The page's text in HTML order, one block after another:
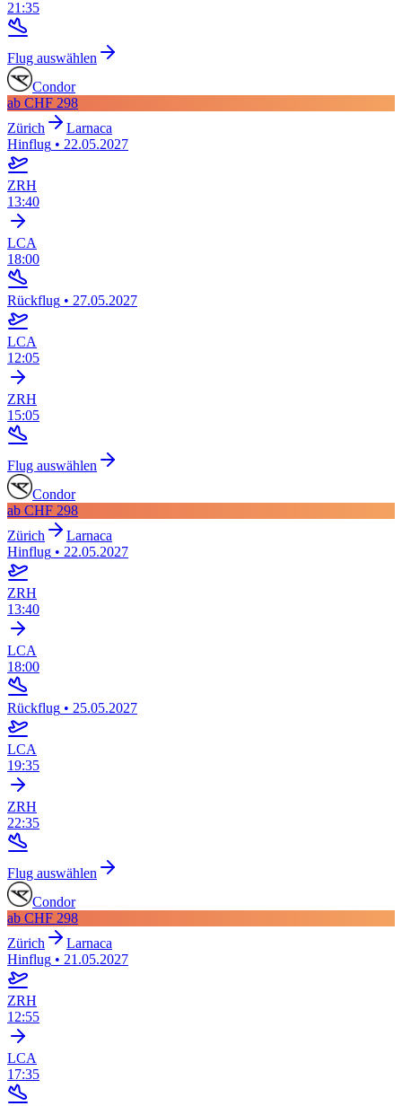
21:35
Flug auswählen
Condor
ab CHF 298
Zürich
Larnaca
Hinflug • 22.05.2027
ZRH
13:40
LCA
18:00
Rückflug • 27.05.2027
LCA
12:05
ZRH
15:05
Flug auswählen
Condor
ab CHF 298
Zürich
Larnaca
Hinflug • 22.05.2027
ZRH
13:40
LCA
18:00
Rückflug • 25.05.2027
LCA
19:35
ZRH
22:35
Flug auswählen
Condor
ab CHF 298
Zürich
Larnaca
Hinflug • 21.05.2027
ZRH
12:55
LCA
17:35